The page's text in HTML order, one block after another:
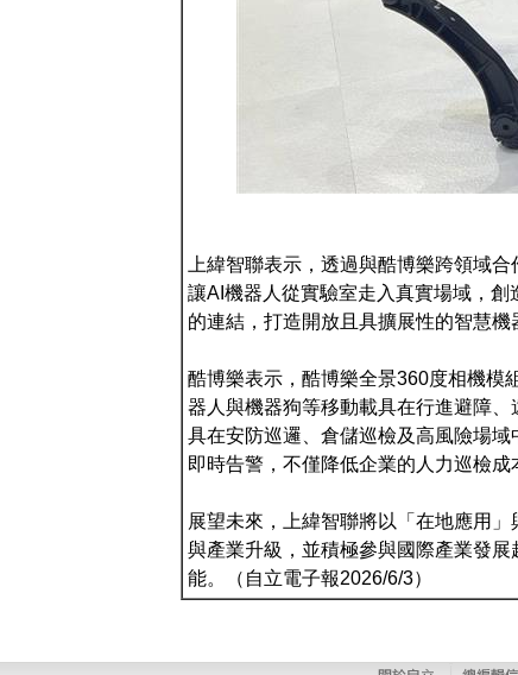
上緯智聯表示，透過與酷博樂跨領域
讓AI機器人從實驗室走入真實場域，
的連結，打造開放且具擴展性的智慧機
酷博樂表示，酷博樂全景360度相機模
器人與機器狗等移動載具在行進避障
具在安防巡邏、倉儲巡檢及高風險場
即時告警，不僅降低企業的人力巡檢
展望未來，上緯智聯將以「在地應用
與產業升級，並積極參與國際產業發
能。（自立電子報2026/6/3）